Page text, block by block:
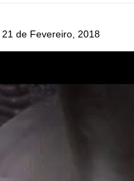
21 de Fevereiro, 2018